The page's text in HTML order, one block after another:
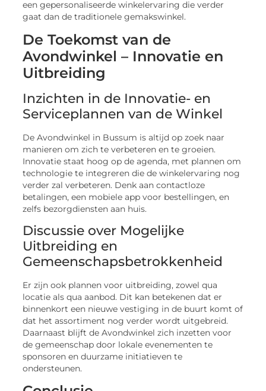
een gepersonaliseerde winkelervaring die verder
gaat dan de traditionele gemakswinkel.
De Toekomst van de
Avondwinkel – Innovatie en
Uitbreiding
Inzichten in de Innovatie- en
Serviceplannen van de Winkel
De Avondwinkel in Bussum is altijd op zoek naar
manieren om zich te verbeteren en te groeien.
Innovatie staat hoog op de agenda, met plannen om
technologie te integreren die de winkelervaring nog
verder zal verbeteren. Denk aan contactloze
betalingen, een mobiele app voor bestellingen, en
zelfs bezorgdiensten aan huis.
Discussie over Mogelijke
Uitbreiding en
Gemeenschapsbetrokkenheid
Er zijn ook plannen voor uitbreiding, zowel qua
locatie als qua aanbod. Dit kan betekenen dat er
binnenkort een nieuwe vestiging in de buurt komt of
dat het assortiment nog verder wordt uitgebreid.
Daarnaast blijft de Avondwinkel zich inzetten voor
de gemeenschap door lokale evenementen te
sponsoren en duurzame initiatieven te
ondersteunen.